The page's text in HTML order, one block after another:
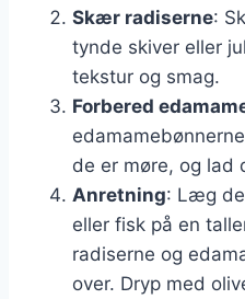
Skær radiserne:
tynde skiver eller
tekstur og smag.
Forbered
de er møre, og lad
Anretning: Læg
eller fisk på en
radiserne og
over. Dryp med